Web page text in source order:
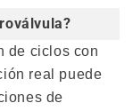
de ciclos con
real puede
de